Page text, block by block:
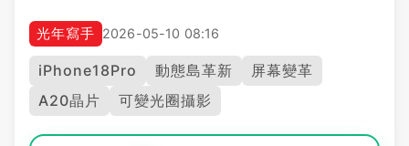
光年寫手 2026-05-10 08:16
iPhone18Pro 動態島革新
屏幕變革
A20晶片
可變光圈攝影